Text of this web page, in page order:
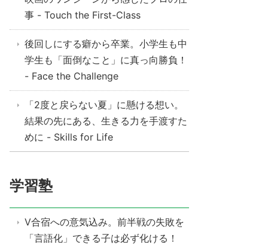
事 - Touch the First-Class
後回しにする癖から卒業。小学生も中
学生も「面倒なこと」に真っ向勝負！
- Face the Challenge
「2度と戻らない夏」に懸ける想い。
結果の先にある、生きる力を手渡すた
めに - Skills for Life
学習塾
V合宿への意気込み。前半戦の失敗を
「言語化」できる子は必ず化ける！